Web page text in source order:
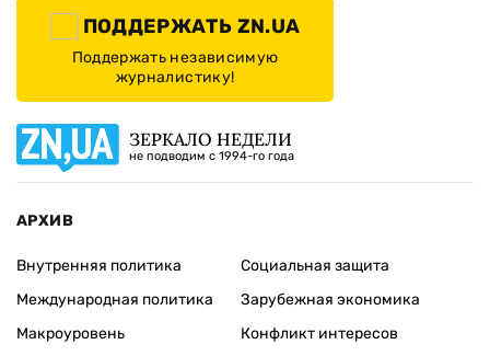
ПОДДЕРЖАТЬ ZN.UA
Поддержать независимую
журналистику!
ЗЕРКАЛО НЕДЕЛИ
не подводим с 1994-го года
АРХИВ
Внутренняя политика
Международная политика
Макроуровень
Социальная защита
Зарубежная экономика
Конфликт интересов